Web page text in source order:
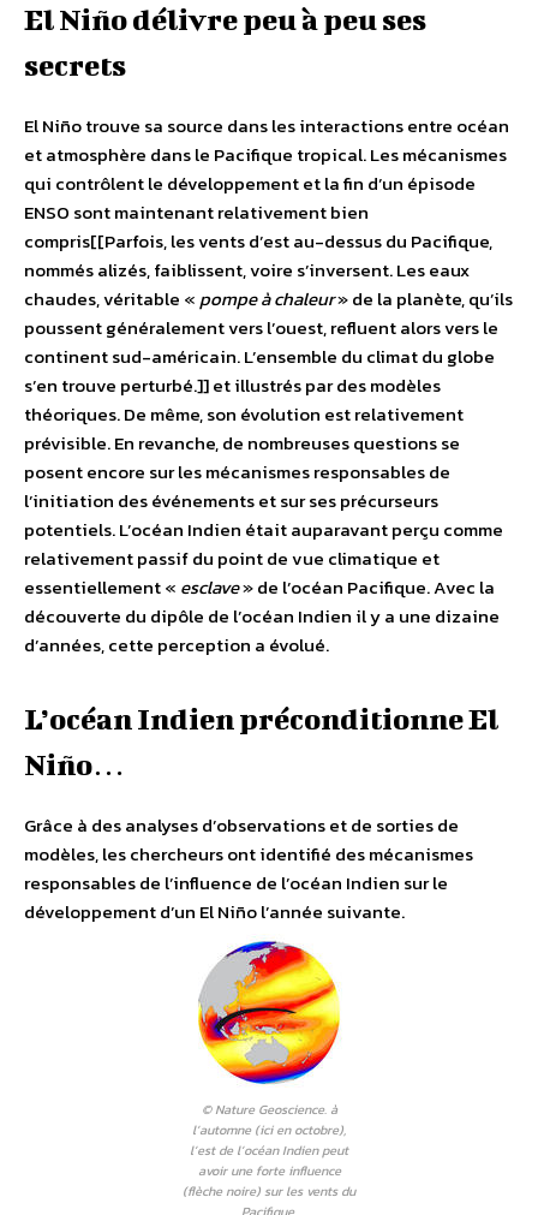
El Niño délivre peu à peu ses
secrets
El Niño trouve sa source dans les interactions entre océan
et atmosphère dans le Pacifique tropical. Les mécanismes
qui contrôlent le développement et la fin d’un épisode
ENSO sont maintenant relativement bien
compris[[Parfois, les vents d’est au-dessus du Pacifique,
nommés alizés, faiblissent, voire s’inversent. Les eaux
chaudes, véritable «pompe à chaleur» de la planète, qu’ils
poussent généralement vers l’ouest, refluent alors vers le
continent sud-américain. L’ensemble du climat du globe
s’en trouve perturbé.]] et illustrés par des modèles
théoriques. De même, son évolution est relativement
prévisible. En revanche, de nombreuses questions se
posent encore sur les mécanismes responsables de
l’initiation des événements et sur ses précurseurs
potentiels. L’océan Indien était auparavant perçu comme
relativement passif du point de vue climatique et
essentiellement « esclave» de l’océan Pacifique. Avec la
découverte du dipôle de l’océan Indien il y a une dizaine
d’années, cette perception a évolué.
L’océan Indien préconditionne El
Niño…
Grâce à des analyses d’observations et de sorties de
modèles, les chercheurs ont identifié des mécanismes
responsables de l’influence de l’océan Indien sur le
développement d’un El Niño l’année suivante.
© Nature Geoscience. à
l’automne (ici en octobre),
l’est de l’océan Indien peut
avoir une forte influence
(flèche noire) sur les vents du